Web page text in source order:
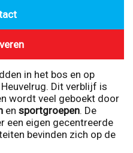
in het bos en op
Dit verblijf is
wordt veel geboekt door
en sportgroepen. De
een eigen gecentreerde
bevinden zich op de